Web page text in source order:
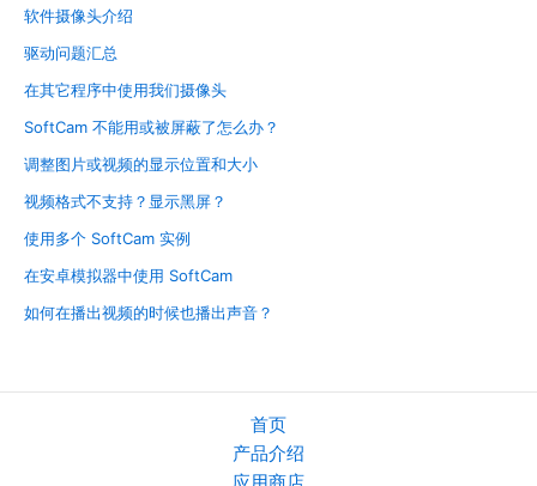
软件摄像头介绍
驱动问题汇总
在其它程序中使用我们摄像头
SoftCam 不能用或被屏蔽了怎么办？
调整图片或视频的显示位置和大小
视频格式不支持？显示黑屏？
使用多个 SoftCam 实例
在安卓模拟器中使用 SoftCam
如何在播出视频的时候也播出声音？
首页
产品介绍